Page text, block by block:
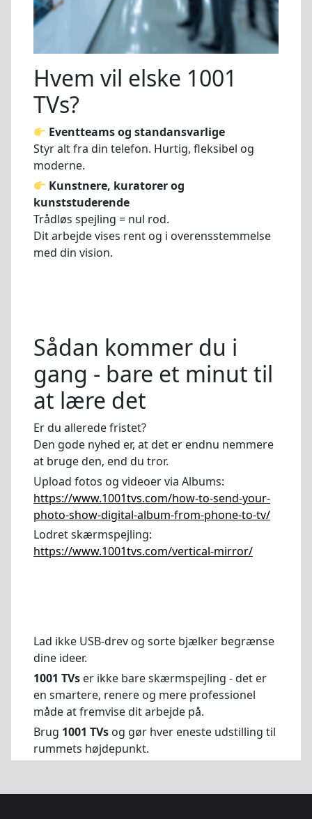
Hvem vil elske 1001
TVs?
Eventteams og standansvarlige
Styr alt fra din telefon. Hurtig, fleksibel og
moderne.
Kunstnere, kuratorer og
kunststuderende
Trådløs spejling = nul rod.
Dit arbejde vises rent og i overensstemmelse
med din vision.
Sådan kommer du i
gang - bare et minut til
at lære det
Er du allerede fristet?
Den gode nyhed er, at det er endnu nemmere
at bruge den, end du tror.
Upload fotos og videoer via Albums:
https://www.1001tvs.com/how-to-send-your-
photo-show-digital-album-from-phone-to-tv/
Lodret skærmspejling:
https://www.1001tvs.com/vertical-mirror/
Lad ikke USB-drev og sorte bjælker begrænse
dine ideer.
1001 TVs er ikke bare skærmspejling - det er
en smartere, renere og mere professionel
måde at fremvise dit arbejde på.
Brug 1001 TVs og gør hver eneste udstilling til
rummets højdepunkt.